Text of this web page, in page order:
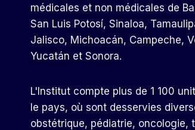
médicales et non médicales de
San Luis Potosí, Sinaloa,
Jalisco, Michoacán, Campeche,
Yucatán et Sonora.
L'Institut compte plus de 1 100
le pays, où sont desservies
obstétrique, pédiatrie, oncologie,